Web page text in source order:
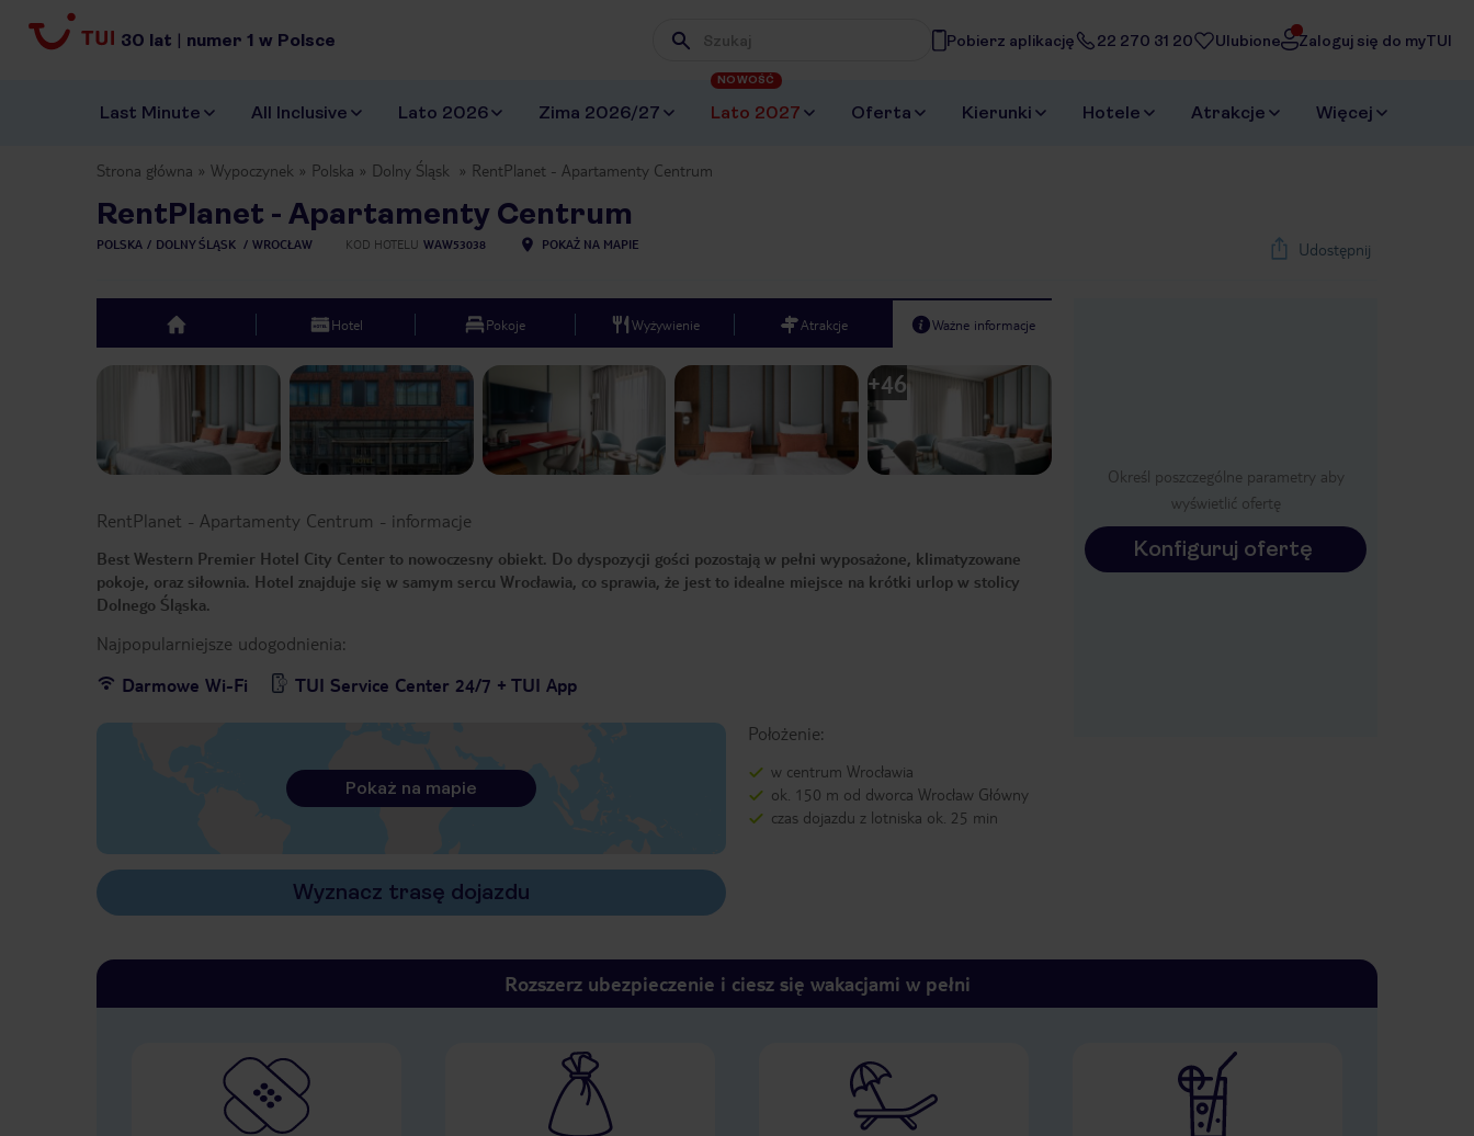
30 lat | numer 1 w Polsce Wpisz frazę, której szukasz
Pobierz aplikację 22 270 31 20 Ulubione Zaloguj się do myTUI
Last Minute All Inclusive Lato 2026 Zima 2026/27 Lato 2027
NOWOŚĆ
Oferta Kierunki Hotele Atrakcje Więcej
Strona główna Wypoczynek Polska Dolny Śląsk RentPlanet - Apartamenty Centrum
RentPlanet - Apartamenty Centrum
POLSKA DOLNY ŚLĄSK WROCŁAW KOD HOTELU WAW53038 POKAŻ NA MAPIE Udostępnij
Określ poszczególne parametry aby
wyświetlić ofertę
Konfiguruj ofertę
top Hotel Pokoje Wyżywienie Atrakcje Ważne informacje
Next slide
1 /52
+46
RentPlanet - Apartamenty Centrum - informacje
Best Western Premier Hotel City Center to nowoczesny obiekt. Do dyspozycji gości pozostają w pełni wyposażone, klimatyzowane
pokoje, oraz siłownia. Hotel znajduje się w samym sercu Wrocławia, co sprawia, że jest to idealne miejsce na krótki urlop w stolicy
Dolnego Śląska.
Najpopularniejsze udogodnienia:
Darmowe Wi-Fi
TUI Service Center 24/7 + TUI App
Położenie:
w centrum Wrocławia
ok. 150 m od dworca Wrocław Główny
czas dojazdu z lotniska ok. 25 min
Pokaż na mapie
Wyznacz trasę dojazdu
Rozszerz ubezpieczenie i ciesz się wakacjami w pełni